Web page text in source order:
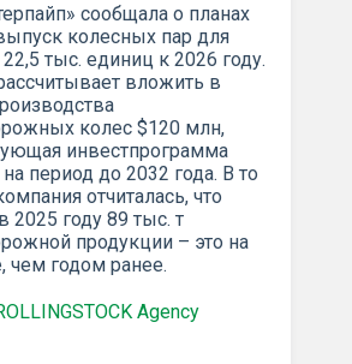
сообщала о планах
колесных пар для
тыс. единиц к 2026 году.
вложить в
колес $120 млн,
инвестпрограмма
на период до 2032 года. В то
отчиталась, что
2025 году 89 тыс. т
продукции – это на
чем годом ранее.
Agency